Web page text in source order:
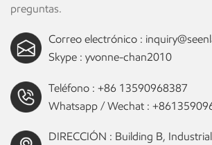
preguntas.
Correo electrónico :
Skype : yvonne-chan2010
Teléfono : +86 13590968387
Whatsapp / Wechat :
DIRECCIÓN : Building B,